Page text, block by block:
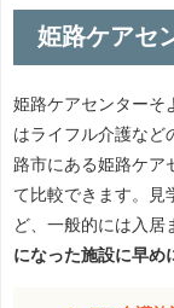
姫路ケアセ
姫路ケアセンターそ
はライフル介護など
路市にある姫路ケア
て比較できます。見
ど、一般的には入居
になった施設に早め